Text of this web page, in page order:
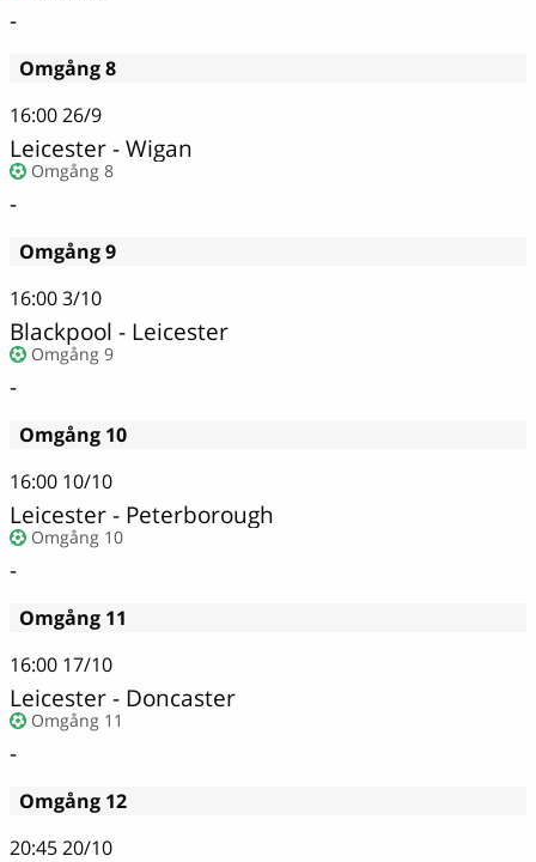
-
Omgång 8
16:0026/9
Leicester - Wigan
Omgång 8
-
Omgång 9
16:003/10
Blackpool - Leicester
Omgång 9
-
Omgång 10
16:00 10/10
Leicester - Peterborough
Omgång 10
-
Omgång 11
16:00 17/10
Leicester - Doncaster
Omgång 11
-
Omgång 12
20:4520/10